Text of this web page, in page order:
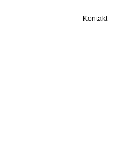
Kontakt